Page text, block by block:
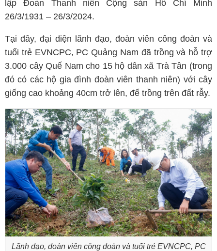
lập Đoàn Thanh niên Cộng sản Hồ Chí Minh
26/3/1931 – 26/3/2024.
Tại đây, đại diện lãnh đạo, đoàn viên công đoàn và
tuổi trẻ EVNCPC, PC Quảng Nam đã trồng và hỗ trợ
3.000 cây Quế Nam cho 15 hộ dân xã Trà Tân (trong
đó có các hộ gia đình đoàn viên thanh niên) với cây
giống cao khoảng 40cm trở lên, để trồng trên đất rẫy.
Lãnh đạo, đoàn viên công đoàn và tuổi trẻ EVNCPC, PC